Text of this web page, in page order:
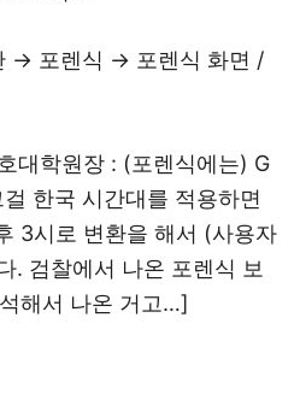
→ 포렌식 → 포렌식 화면 /
대학원장 : (포렌식에는) G
한국 시간대를 적용하면
3시로 변환을 해서 (사용자
. 검찰에서 나온 포렌식 보
해서 나온 거고…]